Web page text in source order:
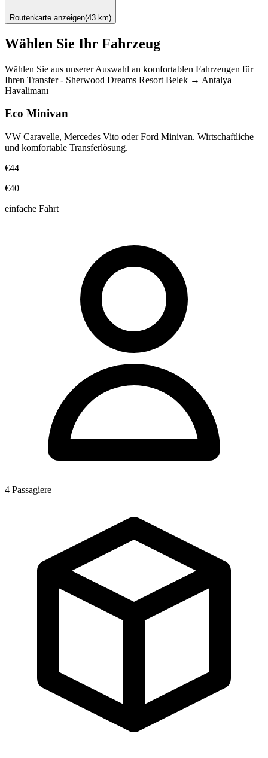
Routenkarte anzeigen(43 km)
Wählen Sie Ihr Fahrzeug
Wählen Sie aus unserer Auswahl an komfortablen Fahrzeugen für
Ihren Transfer- Sherwood Dreams Resort Belek → Antalya
Havalimanı
Eco Minivan
VW Caravelle, Mercedes Vito oder Ford Minivan. Wirtschaftliche
und komfortable Transferlösung.
€44
€40
einfache Fahrt
4 Passagiere